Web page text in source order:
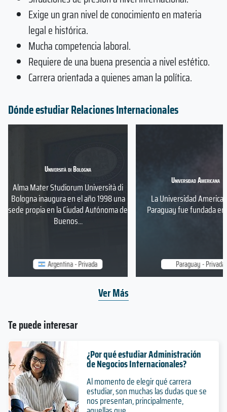
Exige un gran nivel de conocimiento en materia
legal e histórica.
Mucha competencia laboral.
Requiere de una buena presencia a nivel estético.
Carrera orientada a quienes aman la política.
Te puede interesar
¿Por qué estudiar Administración
de Negocios Internacionales?
Al momento de elegir qué carrera
estudiar, son muchas las dudas que se
nos presentan, principalmente,
Dónde estudiar Relaciones Internacionales
Argentina - Privada
Università di Bologna
Alma Mater Studiorum Università di
Bologna inaugura en el año 1998 una
sede propia en la Ciudad Autónoma de
Buenos...
Paraguay - Privada
Universidad Americana
La Universidad
Paraguay fue fundada en
Ver Más